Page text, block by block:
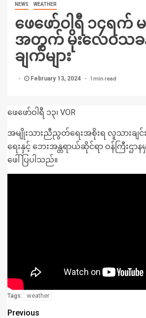
NEWS WEATHER
ဖေဖော်ဝါရီ ၁၄ရက်
အတွက် မိုးလေဝသခ
ချက်များ
February 13, 2024 1 min read
ဖေဖော်ဝါရီ ၁၃၊ VOR
အမျိုးသားညီညွတ်ရေးအစိုးရ လူသားချင်
ရေးနှင့် ဘေးအန္တရာယ်ဆိုင်ရာ ဝန်ကြီးဌ
ဖေါ်ပြပါသည်။
Tags: weather
Previous